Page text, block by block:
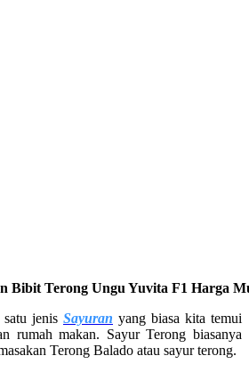
Bibit Terong Ungu Yuvita F1 Harga
satu jenis Sayuran yang biasa kita temui
rumah makan. Sayur Terong biasanya
Terong Balado atau sayur terong.